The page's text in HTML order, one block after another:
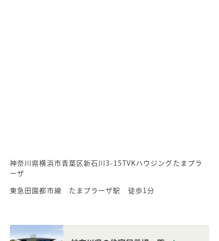
神奈川県横浜市青葉区新石川3-15TVKハウジングたまプラ
ーザ
東急田園都市線 たまプラーザ駅 徒歩1分